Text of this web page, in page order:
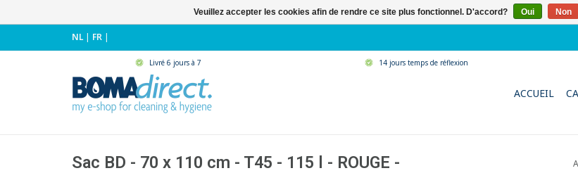
NL| FR |
Livré 6 jours à 7 14 jours temps de réflexion
ACCUEIL
Sac BD - 70 x 110 cm - T45 - 115 l - ROUGE -
Veuillez accepter les cookies afin de rendre ce site plus fonctionnel. D'accord? Oui Non